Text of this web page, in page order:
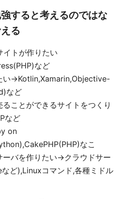
すると考えるのではな
る
イトが作りたい
など
い→Kotlin,Xamarin,Objective-
など
ことができるサイトをつくり
など
on
なこ
ーバを作りたい→クラウドサー
など),Linuxコマンド,各種ミドル